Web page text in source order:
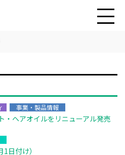
事業・製品情報
・ヘアオイルをリニューアル発売
日付け）